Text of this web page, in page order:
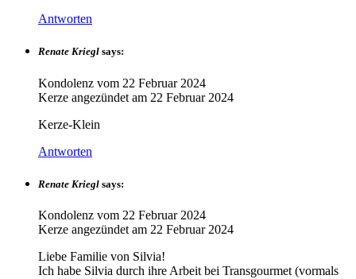
Antworten
Renate Kriegl says:
Kondolenz vom 22 Februar 2024
Kerze angezündet am 22 Februar 2024
Kerze-Klein
Antworten
Renate Kriegl says:
Kondolenz vom 22 Februar 2024
Kerze angezündet am 22 Februar 2024
Liebe Familie von Silvia!
Ich habe Silvia durch ihre Arbeit bei Transgourmet (vormals